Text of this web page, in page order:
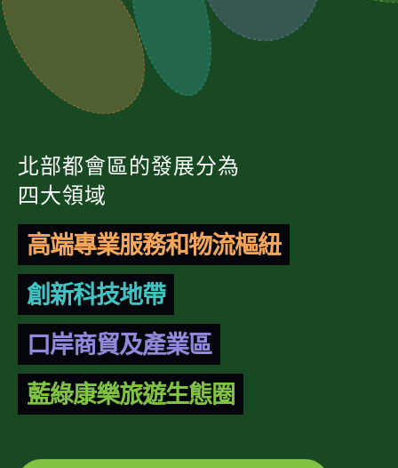
北部都會區的發展分為
四大領域
高端專業服務和物流樞紐
創新科技地帶
口岸商貿及產業區
藍綠康樂旅遊生態圈